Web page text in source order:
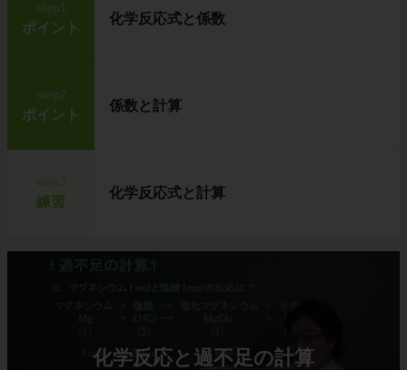
step1
ポイント
化学反応式と係数
step2
ポイント
係数と計算
練習
化学反応式と計算
化学反応と過不足の計算